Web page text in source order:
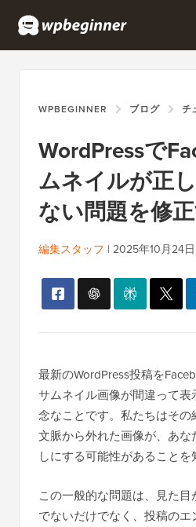
WPBEGINNER ブログ チ
WordPressで
ムネイルが正
ない問題を修
編集スタッフ | 2025年10月24日
最新のWordPress投稿を
サムネイル画像が間違って
念なことです。私たちはそ
文脈から外れた画像が、あ
しにする可能性があることを
この一般的な問題は、見た
でないだけでなく、投稿のエ